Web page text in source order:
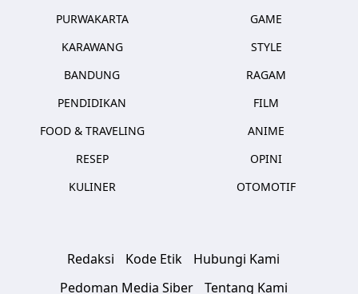
PURWAKARTA
KARAWANG
BANDUNG
PENDIDIKAN
FOOD & TRAVELING
RESEP
KULINER
GAME
STYLE
RAGAM
FILM
ANIME
OPINI
OTOMOTIF
Redaksi Kode Etik
Hubungi Kami
Pedoman Media Siber
Tentang Kami